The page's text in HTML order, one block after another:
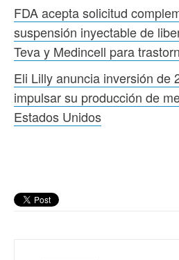
FDA acepta solicitud
suspensión inyectable de
Teva y Medincell para
Eli Lilly anuncia inversión de
impulsar su producción de
Estados Unidos